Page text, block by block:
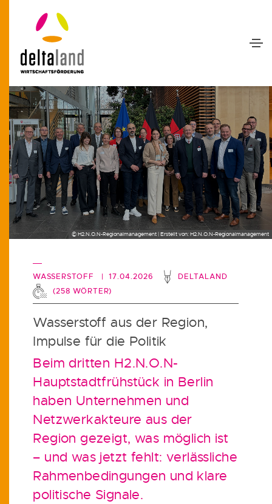
© H2.N.O.N-Regionalmanagement | Erstellt von: H2.N.O.N-Regionalmanagement
WASSERSTOFF | 17.04.2026
DELTALAND
(258 WÖRTER)
Wasserstoff aus der Region,
Impulse für die Politik
Beim dritten H2.N.O.N-
Hauptstadtfrühstück in Berlin
haben Unternehmen und
Netzwerkakteure aus der
Region gezeigt, was möglich ist
– und was jetzt fehlt: verlässliche
Rahmenbedingungen und klare
politische Signale.